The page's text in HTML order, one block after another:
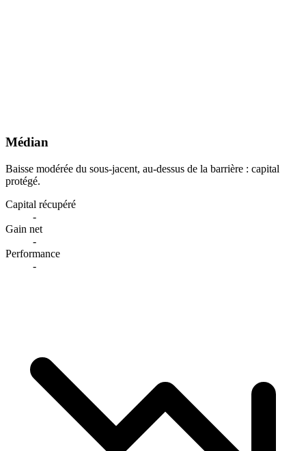
Médian
Baisse modérée du sous-jacent, au-dessus de la barrière : capital
protégé.
Capital récupéré
-
Gain net
-
Performance
-